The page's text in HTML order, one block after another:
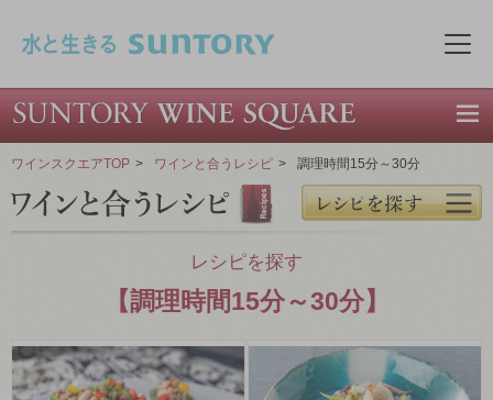
メ
ワインスクエアTOP > ワインと合うレシピ > 調理時間15分～30分
レシピを探す
【調理時間15分～30分】